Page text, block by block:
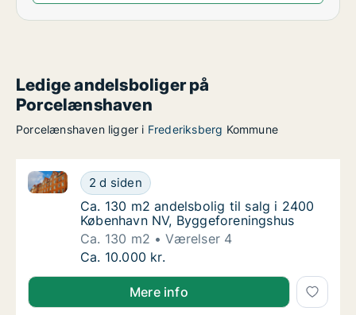
Ledige andelsboliger på
Porcelænshaven
Porcelænshaven ligger i Frederiksberg Kommune
Ca. 130 m2 andelsbolig til salg i 2400
2 d siden
Ca. 130 m2 andelsbolig til salg i 2400 København
Ca. 130 m2 andelsbolig til salg i 2400
Ca. 130 m2 andelsbolig til salg i 2400
København NV, Byggeforeningshus
Ca. 130 m2
Værelser 4
Ca. 130 m2 andelsbolig til salg i 2400
Ca. 10.000 kr.
Mere info